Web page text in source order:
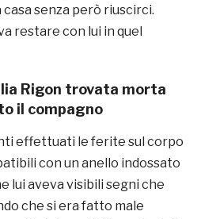
senza però riuscirci.
restare con lui in quel
Rigon trovata morta
il compagno
effettuati le ferite sul corpo
con un anello indossato
lui aveva visibili segni che
che si era fatto male